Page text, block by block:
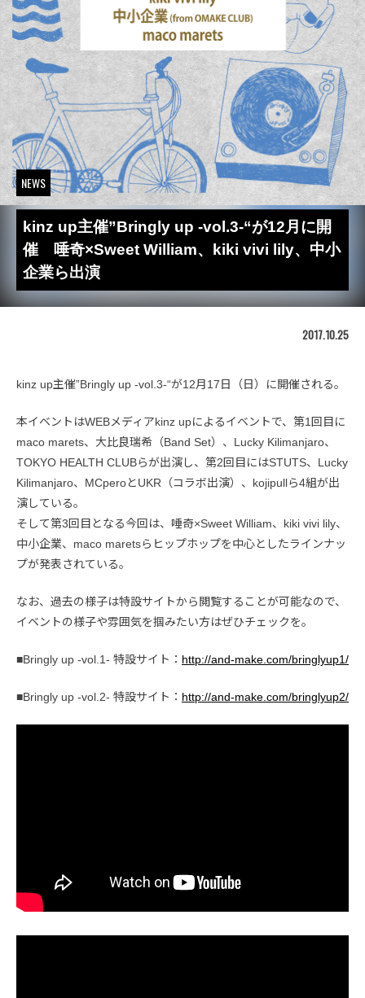
NEWS
kinz up主催”Bringly up -vol.3-“が12月に開
催 唾奇×Sweet William、kiki vivi lily、中小
企業ら出演
2017.10.25
kinz up主催”Bringly up -vol.3-“が12月17日（日）に開催される。
本イベントはWEBメディアkinz upによるイベントで、第1回目に
maco marets、大比良瑞希（Band Set）、Lucky Kilimanjaro、
TOKYO HEALTH CLUBらが出演し、第2回目にはSTUTS、Lucky
Kilimanjaro、MCperoとUKR（コラボ出演）、kojipullら4組が出
演している。
そして第3回目となる今回は、唾奇×Sweet William、kiki vivi lily、
中小企業、maco maretsらヒップホップを中心としたラインナッ
プが発表されている。
なお、過去の様子は特設サイトから閲覧することが可能なので、
イベントの様子や雰囲気を掴みたい方はぜひチェックを。
■Bringly up -vol.1- 特設サイト： http://and-make.com/bringlyup1/
■Bringly up -vol.2- 特設サイト： http://and-make.com/bringlyup2/